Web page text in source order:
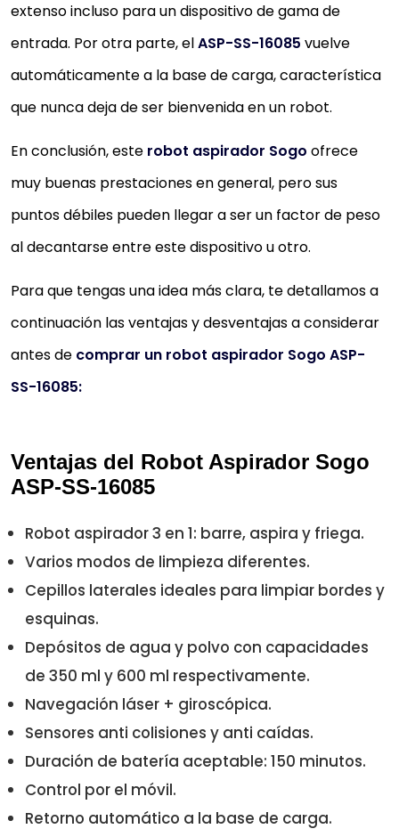
extenso incluso para un dispositivo de gama de
entrada. Por otra parte, elASP-SS-16085 vuelve
automáticamente a la base de carga, característica
que nunca deja de ser bienvenida en un robot.
En conclusión, este robot aspirador Sogo ofrece
muy buenas prestaciones en general, pero sus
puntos débiles pueden llegar a ser un factor de peso
al decantarse entre este dispositivo u otro.
Para que tengas una idea más clara, te detallamos a
continuación las ventajas y desventajas a considerar
antes de comprar un robot aspirador Sogo ASP-
SS-16085:
Ventajas del Robot Aspirador Sogo
ASP-SS-16085
Robot aspirador 3 en 1: barre, aspira y friega.
Varios modos de limpieza diferentes.
Cepillos laterales ideales para limpiar bordes y
esquinas.
Depósitos de agua y polvo con capacidades
de 350 ml y 600 ml respectivamente.
Navegación láser + giroscópica.
Sensores anti colisiones y anti caídas.
Duración de batería aceptable: 150 minutos.
Control por el móvil.
Retorno automático a la base de carga.